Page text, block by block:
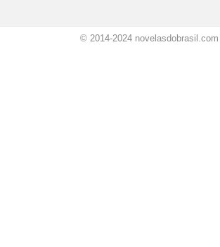
© 2014-2024 novelasdobrasil.com